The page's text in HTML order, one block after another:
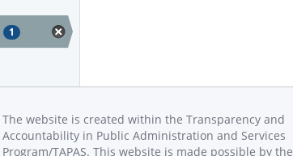
1
The website is created within the Transparency and
Accountability in Public Administration and Services
Program/TAPAS. This website is made possible by the